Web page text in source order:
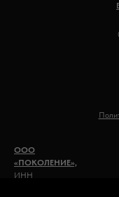
ООО
«ПОКОЛЕНИЕ»,
ИНН